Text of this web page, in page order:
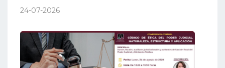
24-07-2026